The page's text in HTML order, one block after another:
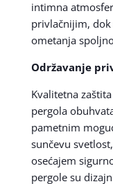
intimna
privlačnijim,
ometanja
Održavanje
Kvalitetna
pergola
pametnim
sunčevu
osećajem
pergole su